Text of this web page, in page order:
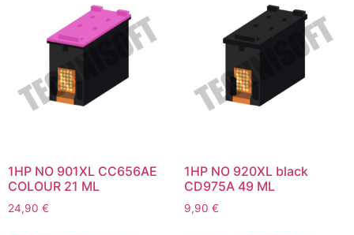
1HP NO 901XL CC656AE
COLOUR 21 ML
24,90 €
1HP NO 920XL black
CD975A 49 ML
9,90 €